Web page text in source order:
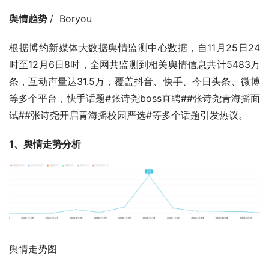
舆情趋势 /  Boryou
根据博约新媒体大数据舆情监测中心数据，自11月25日24
时至12月6日8时，全网共监测到相关舆情信息共计5483万
条，互动声量达31.5万，覆盖抖音、快手、今日头条、微博
等多个平台，快手话题#张诗尧boss直聘##张诗尧青海摇面
试##张诗尧开启青海摇校园严选#等多个话题引发热议。
1、舆情走势分析
舆情走势图